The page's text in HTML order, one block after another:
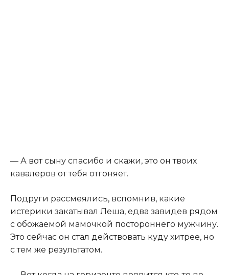
— А вот сыну спасибо и скажи, это он твоих
кавалеров от тебя отгоняет.
Подруги рассмеялись, вспомнив, какие
истерики закатывал Леша, едва завидев рядом
с обожаемой мамочкой постороннего мужчину.
Это сейчас он стал действовать куду хитрее, но
с тем же результатом.